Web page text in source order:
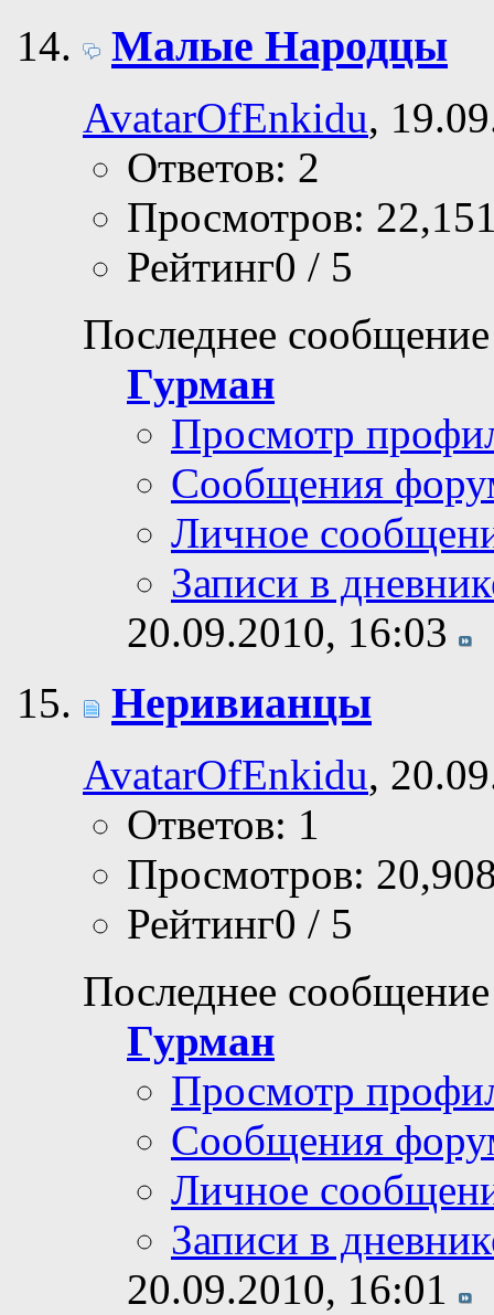
Малые Народцы
AvatarOfEnkidu,
Ответов: 2
Просмотров:
Рейтинг0 / 5
Последнее
Гурман
Просмотр
Сообщения
Личное
Записи в
20.09.2010, 16:03
Неривианцы
AvatarOfEnkidu,
Ответов: 1
Просмотров:
Рейтинг0 / 5
Последнее
Гурман
Просмотр
Сообщения
Личное
Записи в
20.09.2010, 16:01